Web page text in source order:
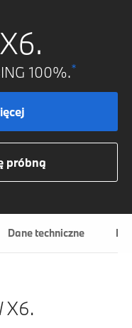
100%.*
próbną
Dane techniczne
X6.